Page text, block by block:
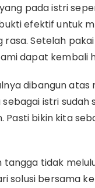
pada istri
efektif untuk
Setelah
dapat kembali
dibangun
istri
Pasti bikin kita
tangga tidak
solusi bersama